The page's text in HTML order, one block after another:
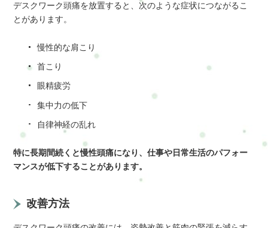
デスクワーク頭痛を放置すると、次のような症状につながるこ
とがあります。
慢性的な肩こり
首こり
眼精疲労
集中力の低下
自律神経の乱れ
特に長期間続くと慢性頭痛になり、仕事や日常生活のパフォー
マンスが低下することがあります。
改善方法